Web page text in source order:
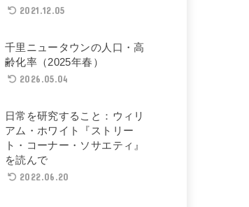
2021.12.05
千里ニュータウンの人口・高
齢化率（2025年春）
2026.05.04
日常を研究すること：ウィリ
アム・ホワイト『ストリー
ト・コーナー・ソサエティ』
を読んで
2022.06.20